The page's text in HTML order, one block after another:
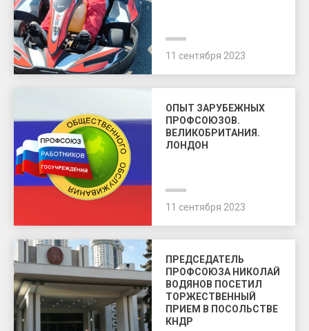
11 сентября 2023
ОПЫТ ЗАРУБЕЖНЫХ
ПРОФСОЮЗОВ.
ВЕЛИКОБРИТАНИЯ.
ЛОНДОН
11 сентября 2023
ПРЕДСЕДАТЕЛЬ
ПРОФСОЮЗА НИКОЛАЙ
ВОДЯНОВ ПОСЕТИЛ
ТОРЖЕСТВЕННЫЙ
ПРИЕМ В ПОСОЛЬСТВЕ
КНДР